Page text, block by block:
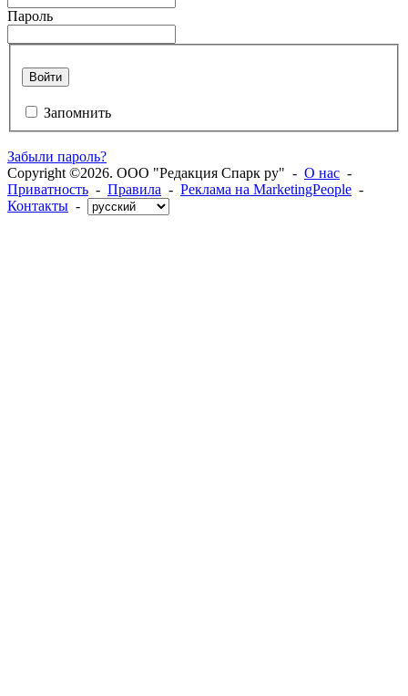
Пароль
Войти
Запомнить
Забыли пароль?
Copyright ©2026. ООО "Редакция Спарк ру" - О нас -
Приватность - Правила - Реклама на MarketingPeople -
Контакты -